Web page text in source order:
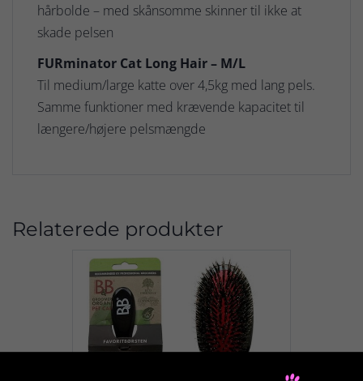
hårbolde – med skånsomme skinner til ikke at
skade pelsen
FURminator Cat Long Hair – M/L
Til medium/large katte over 4,5kg med lang pels.
Samme funktioner med krævende kapacitet til
længere/højere pelsmængde
Relaterede produkter